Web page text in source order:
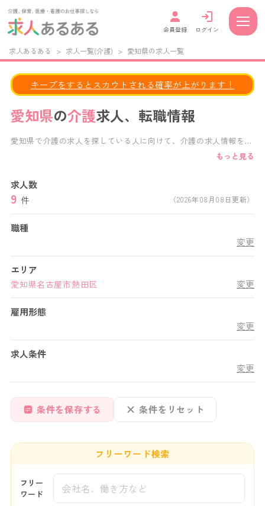
会員登録 ログイン
求人あるある > 求人一覧(介護) > 愛知県の求人一覧
愛知県の介護求人、転職情報
キープをするとスカウトされる確率が上がります！
愛知県で介護の求人を探している人に向けて、介護の求人情報を掲
特別養護老人ホーム,老人保健施設,デイサービス,デイケアサービ
ス,グループホーム,介護付き有料老人ホーム,住宅型有料老人ホーム
など、様々な施設形態の求人から、あなたにぴったりの愛知県の介
もっと見る
求人数
9 件 （2026年08月08日更新）
職種
変更
エリア
愛知県名古屋市熱田区 変更
雇用形態
変更
求人条件
変更
条件を保存する 条件をリセット
フリーワード検索
フリー
ワード